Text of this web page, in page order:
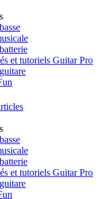
et tutoriels Guitar Pro
et tutoriels Guitar Pro